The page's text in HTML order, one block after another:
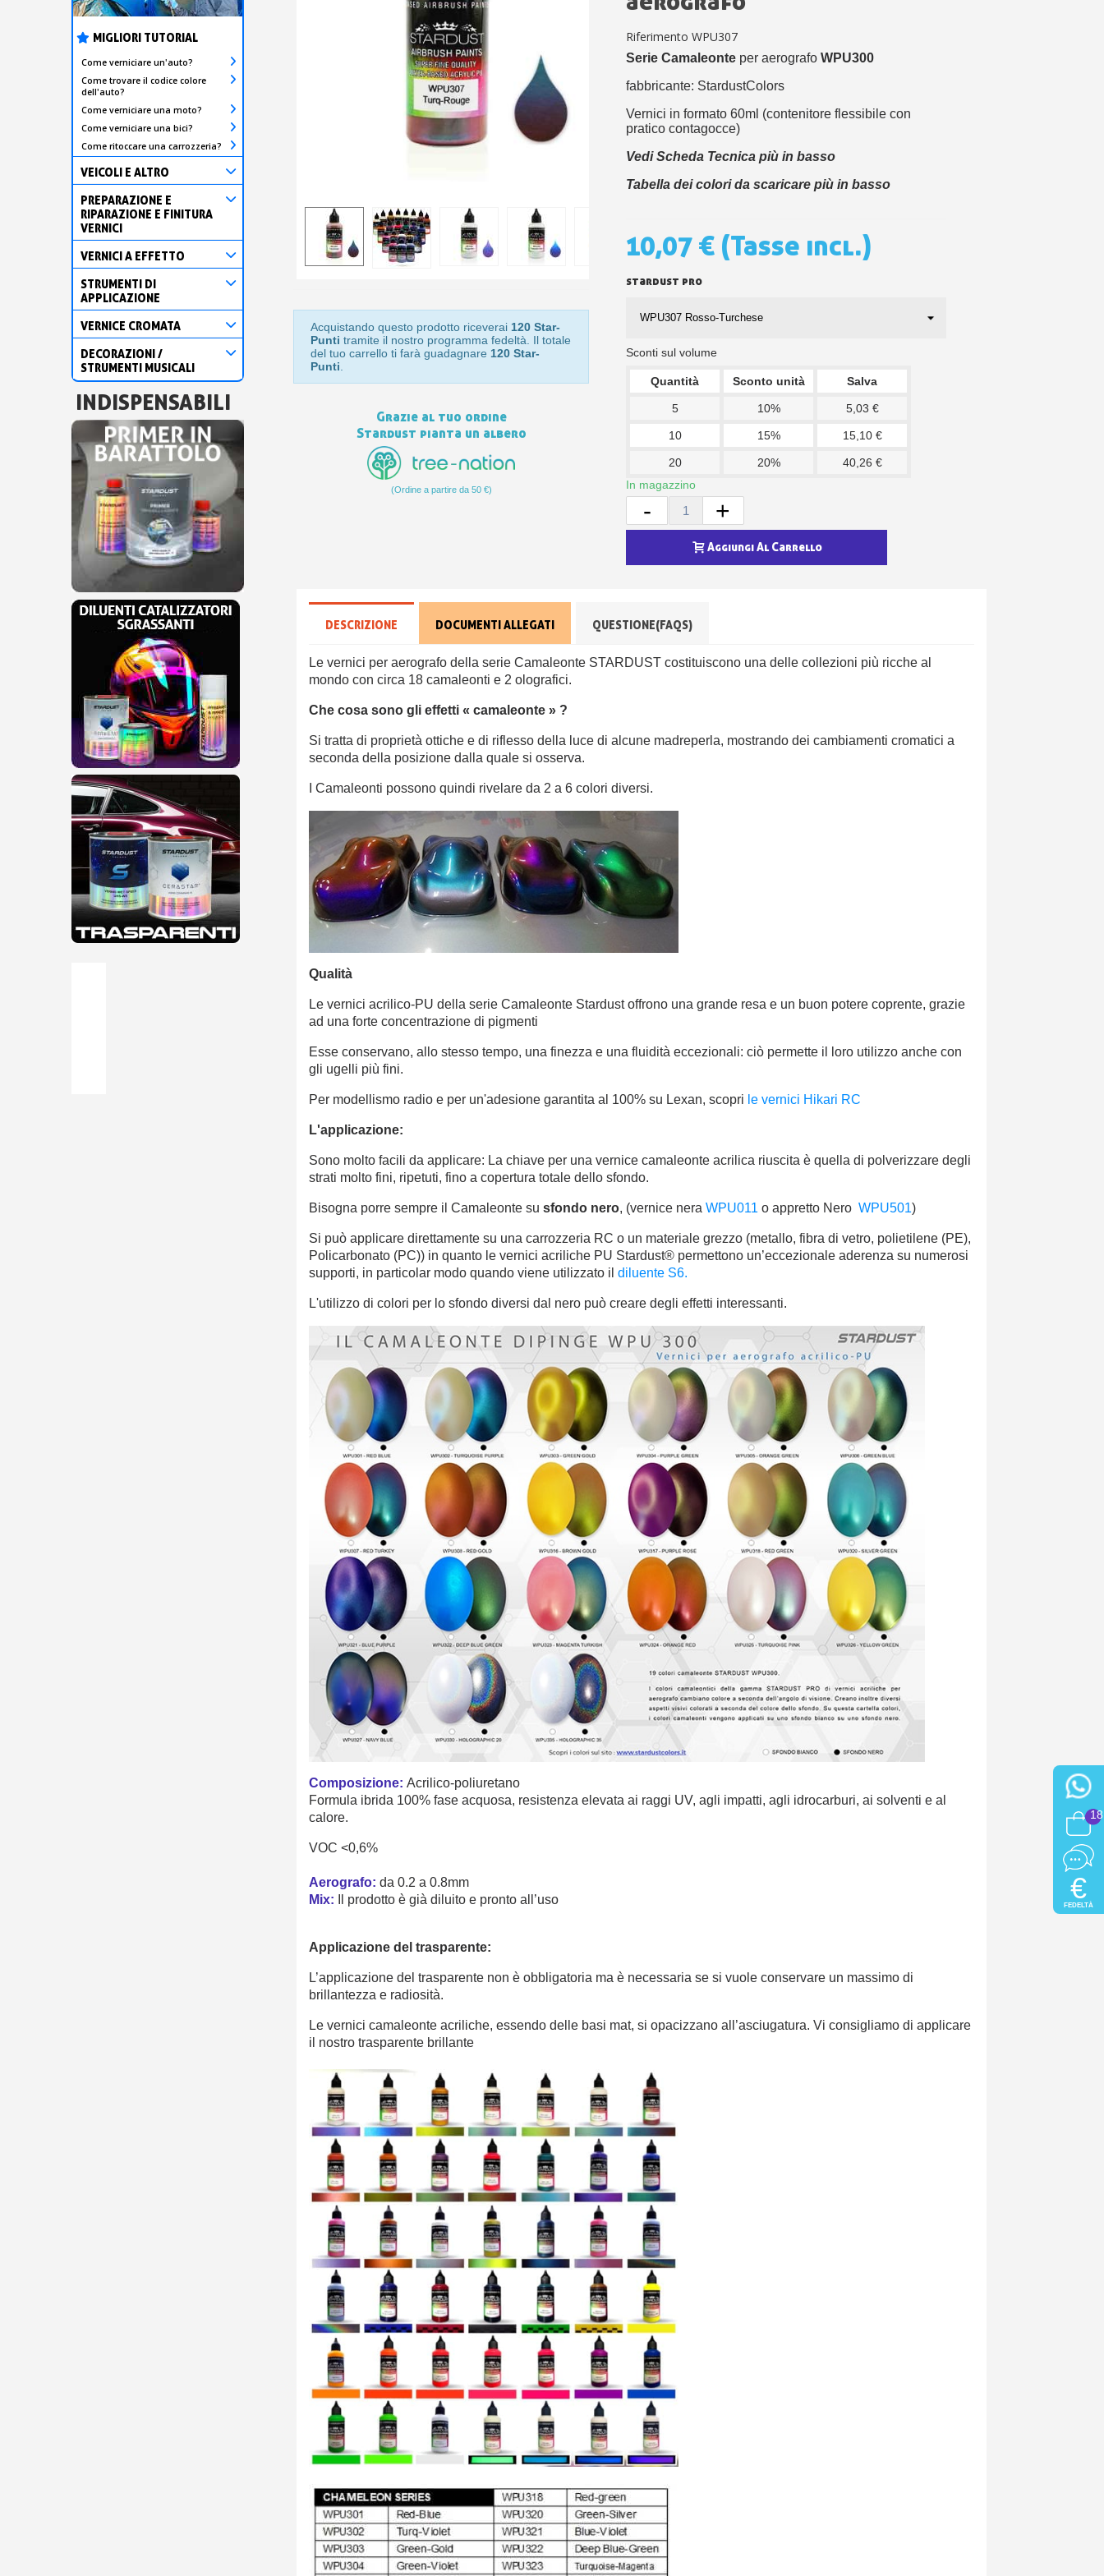
Iscriviti alla newsletter: 5€ di sconto
MIGLIORI TUTORIAL
Come verniciare un'auto?
Come trovare il codice colore
dell'auto?
Come verniciare una moto?
Come verniciare una bici?
Come ritoccare una carrozzeria?
VEICOLI E ALTRO
PREPARAZIONE E
RIPARAZIONE E FINITURA
VERNICI
VERNICI A EFFETTO
STRUMENTI DI
APPLICAZIONE
VERNICE CROMATA
DECORAZIONI /
STRUMENTI MUSICALI
INDISPENSABILI
Acquistando questo prodotto riceverai 120 Star-
Punti tramite il nostro programma fedeltà. Il totale
del tuo carrello ti farà guadagnare 120 Star-
Punti.
Grazie al tuo ordine
Stardust pianta un albero
(Ordine a partire da 50 €)
Riferimento WPU307
Serie Camaleonte per aerografo WPU300
fabbricante: StardustColors
Vernici in formato 60ml (contenitore flessibile con
pratico contagocce)
Vedi Scheda Tecnica più in basso
Tabella dei colori da scaricare più in basso
10,07 € (Tasse incl.)
stardust pro
Sconti sul volume
Quantità Sconto unità Salva
5 10% 5,03 €
10 15% 15,10 €
20 20%
40,26 €
In magazzino
- +
Aggiungi Al Carrello
DESCRIZIONE DOCUMENTI ALLEGATI QUESTIONE(FAQS)
Le vernici per aerografo della serie Camaleonte STARDUST costituiscono una delle collezioni più ricche al
mondo con circa 18 camaleonti e 2 olografici.
Che cosa sono gli effetti « camaleonte » ?
Si tratta di proprietà ottiche e di riflesso della luce di alcune madreperla, mostrando dei cambiamenti cromatici a
seconda della posizione dalla quale si osserva.
I Camaleonti possono quindi rivelare da 2 a 6 colori diversi.
Qualità
Le vernici acrilico-PU della serie Camaleonte Stardust offrono una grande resa e un buon potere coprente, grazie
ad una forte concentrazione di pigmenti
Esse conservano, allo stesso tempo, una finezza e una fluidità eccezionali: ciò permette il loro utilizzo anche con
gli ugelli più fini.
Per modellismo radio e per un'adesione garantita al 100% su Lexan, scopri le vernici Hikari RC
L'applicazione:
Sono molto facili da applicare: La chiave per una vernice camaleonte acrilica riuscita è quella di polverizzare degli
strati molto fini, ripetuti, fino a copertura totale dello sfondo.
Bisogna porre sempre il Camaleonte susfondo nero, (vernice neraWPU011 oappretto NeroWPU501)
Si può applicare direttamente su una carrozzeria RC o un materiale grezzo (metallo, fibra di vetro, polietilene (PE),
Policarbonato (PC)) in quanto le vernici acriliche PU Stardust® permettono un’eccezionale aderenza su numerosi
supporti, in particolar modo quando viene utilizzato ildiluente S6.
L'utilizzo di colori per lo sfondo diversi dal nero può creare degli effetti interessanti.
Composizione: Acrilico-poliuretano
Formula ibrida 100% fase acquosa, resistenza elevata ai raggi UV, agli impatti, agli idrocarburi, ai solventi e al
calore.
VOC <0,6%
Aerografo: da 0.2 a 0.8mm
Mix: Il prodotto è già diluito e pronto all’uso
Applicazione del trasparente:
L’applicazione del trasparente non è obbligatoria ma è necessaria se si vuole conservare un massimo di
brillantezza e radiosità.
Le vernici camaleonte acriliche, essendo delle basi mat, si opacizzano all’asciugatura. Vi consigliamo di applicare
il nostrotrasparente brillante
18
€
FEDELTÀ